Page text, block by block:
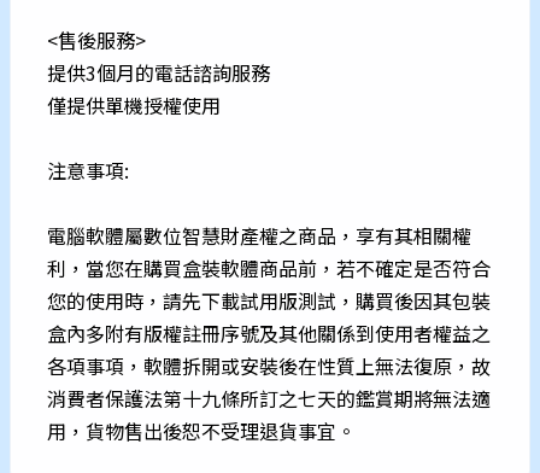
<售後服務>
提供3個月的電話諮詢服務
僅提供單機授權使用
注意事項:
電腦軟體屬數位智慧財產權之商品，享有其相關權
利，當您在購買盒裝軟體商品前，若不確定是否符合
您的使用時，請先下載試用版測試，購買後因其包裝
盒內多附有版權註冊序號及其他關係到使用者權益之
各項事項，軟體拆開或安裝後在性質上無法復原，故
消費者保護法第十九條所訂之七天的鑑賞期將無法適
用，貨物售出後恕不受理退貨事宜。